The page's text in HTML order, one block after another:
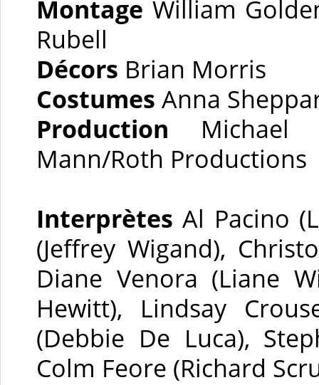
Montage William
Rubell
Décors Brian Morris
Costumes Anna
Production Michael
Mann/Roth Productions
Interprètes Al Pacino
(Jeffrey Wigand),
Diane Venora (Liane
Hewitt), Lindsay
(Debbie De Luca),
Colm Feore (Richard